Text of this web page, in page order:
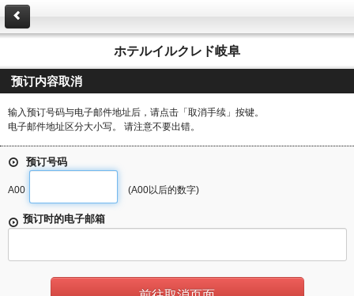
ホテルイルクレド岐阜
预订内容取消
输入预订号码与电子邮件地址后，请点击「取消手续」按键。
电子邮件地址区分大小写。 请注意不要出错。
预订号码
A00 (A00以后的数字)
预订时的电子邮箱